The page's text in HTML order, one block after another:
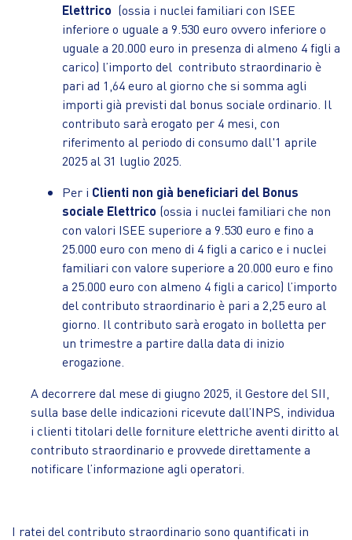
Elettrico (ossia i nuclei familiari con ISEE
inferiore o uguale a 9.530 euro ovvero inferiore o
uguale a 20.000 euro in presenza di almeno 4 figli a
carico) l’importo del contributo straordinario è
pari ad 1,64 euro al giorno che si somma agli
importi già previsti dal bonus sociale ordinario. Il
contributo sarà erogato per 4 mesi, con
riferimento al periodo di consumo dall'1 aprile
2025 al 31 luglio 2025.
Per i Clienti non già beneficiari del Bonus
sociale Elettrico (ossia i nuclei familiari che non
con valori ISEE superiore a 9.530 euro e fino a
25.000 euro con meno di 4 figli a carico e i nuclei
familiari con valore superiore a 20.000 euro e fino
a 25.000 euro con almeno 4 figli a carico) l’importo
del contributo straordinario è pari a 2,25 euro al
giorno. Il contributo sarà erogato in bolletta per
un trimestre a partire dalla data di inizio
erogazione.
A decorrere dal mese di giugno 2025, il Gestore del SII,
sulla base delle indicazioni ricevute dall’INPS, individua
i clienti titolari delle forniture elettriche aventi diritto al
contributo straordinario e provvede direttamente a
notificare l’informazione agli operatori.
I ratei del contributo straordinario sono quantificati in